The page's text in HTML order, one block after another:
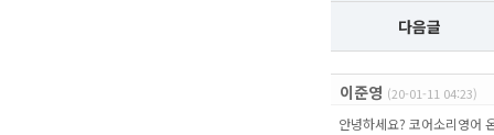
다음글
이준영 (20-01-11 04:23)
안녕하세요? 코어소리영어